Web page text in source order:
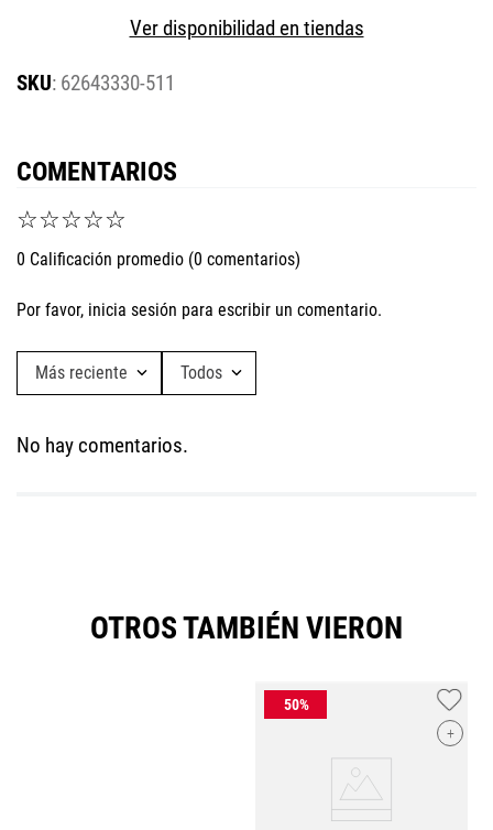
Ver disponibilidad en tiendas
: 62643330-511
COMENTARIOS
☆☆☆☆☆
0 Calificación promedio (0 comentarios)
Por favor, inicia sesión para escribir un comentario.
Más reciente Todos
No hay comentarios.
OTROS TAMBIÉN VIERON
+